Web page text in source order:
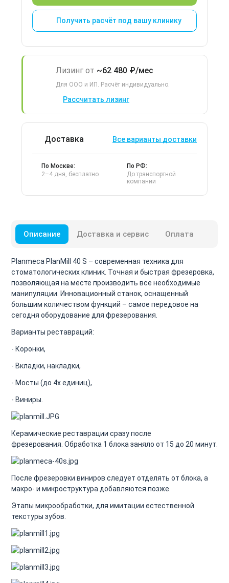
Получить расчёт под вашу клинику
Лизинг от ~62 480 ₽/мес
Для ООО и ИП. Расчёт индивидуально.
Рассчитать лизинг
Доставка Все варианты доставки
По Москве:
2–4 дня, бесплатно
По РФ:
До транспортной
компании
Описание Доставка и сервис Оплата
Planmeca PlanMill 40 S – современная техника для
стоматологических клиник. Точная и быстрая фрезеровка,
позволяющая на месте производить все необходимые
манипуляции. Инновационный станок, оснащенный
большим количеством функций – самое передовое на
сегодня оборудование для фрезерования.
Варианты реставраций:
- Коронки,
- Вкладки, накладки,
- Мосты (до 4х единиц),
- Виниры.
Керамические реставрации сразу после
фрезерования. Обработка 1 блока заняло от 15 до 20 минут.
После фрезеровки виниров следует отделять от блока, а
макро- и микроструктура добавляются позже.
Этапы микрообработки, для имитации естественной
текстуры зубов.